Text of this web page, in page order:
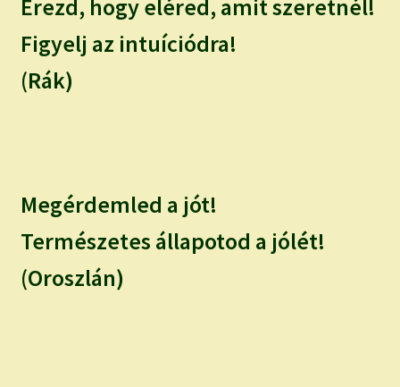
Érezd, hogy eléred, amit szeretnél!
Figyelj az intuíciódra!
(Rák)
Megérdemled a jót!
Természetes állapotod a jólét!
(Oroszlán)